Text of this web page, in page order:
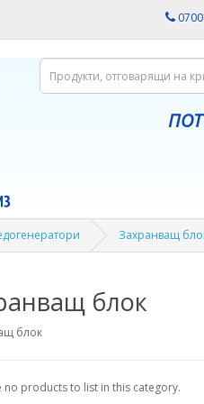
Захранващ
блок
блок
no products to list in this category.